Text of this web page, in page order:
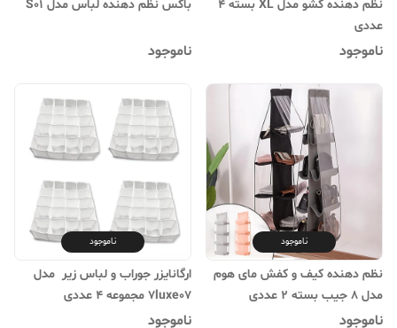
نظم دهنده کشو مدل XL بسته 4
عددی
ناموجود
باکس نظم دهنده لباس مدل S01
ناموجود
ناموجود
نظم دهنده کیف و کفش مای هوم
مدل 8 جیب بسته 2 عددی
ناموجود
ناموجود
ارگانایزر جوراب و لباس زیر مدل
7luxe07 مجموعه 4 عددی
ناموجود